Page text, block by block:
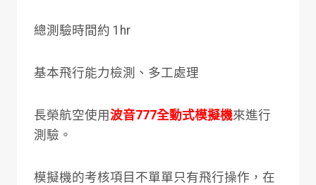
總測驗時間約 1hr
基本飛行能力檢測、多工處理
長榮航空使用波音777全動式模擬機來進行
測驗。
模擬機的考核項目不單單只有飛行操作，在